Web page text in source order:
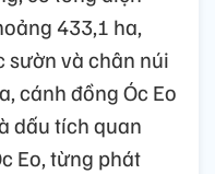
433,1 ha,
sườn và chân núi
cánh đồng Óc Eo
dấu tích quan
Eo, từng phát